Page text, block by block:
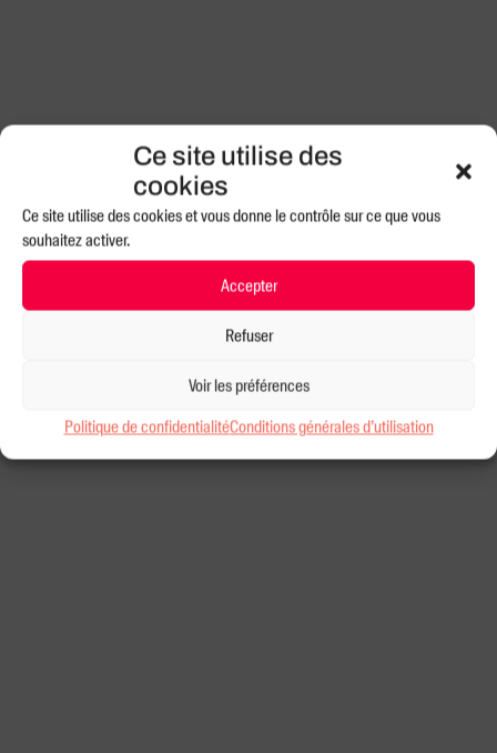
Ce site utilise des
cookies
Ce site utilise des cookies et vous donne le contrôle sur ce que vous
souhaitez activer.
Accepter
Refuser
Voir les préférences
Politique de confidentialitéConditions générales d’utilisation